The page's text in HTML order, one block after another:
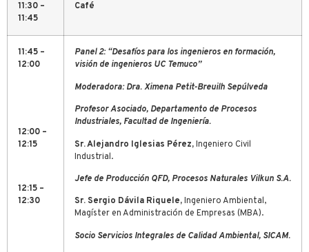
11:30 –
11:45
Café
11:45 –
12:00
12:00 –
12:15
12:15 –
12:30
Panel 2: “Desafíos para los ingenieros en formación,
visión de ingenieros UC Temuco”
Moderadora: Dra. Ximena Petit-Breuilh Sepúlveda
Profesor Asociado, Departamento de Procesos
Industriales, Facultad de Ingeniería.
Sr. Alejandro Iglesias Pérez,Ingeniero Civil
Industrial.
Jefe de Producción QFD, Procesos Naturales Vilkun S.A.
Sr. Sergio Dávila Riquele,Ingeniero Ambiental,
Magíster en Administración de Empresas (MBA).
Socio Servicios Integrales de Calidad Ambiental, SICAM.